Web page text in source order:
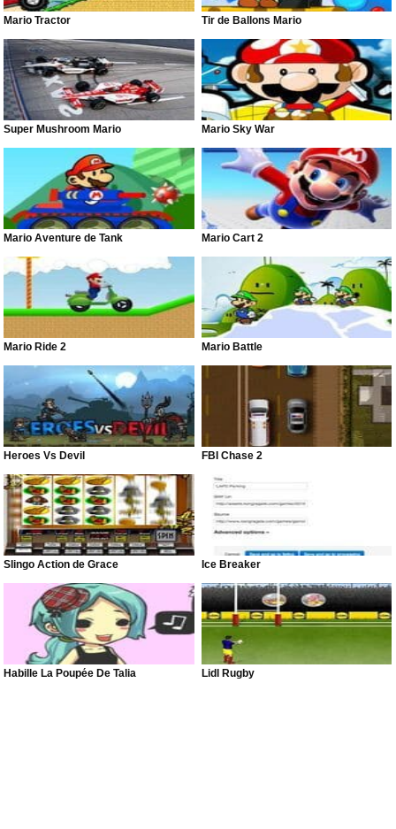
Mario Tractor Tir de Ballons Mario
Super Mushroom Mario Mario Sky War
Mario Aventure de Tank Mario Cart 2
Mario Ride 2 Mario Battle
Heroes Vs Devil FBI Chase 2
Slingo Action de Grace Ice Breaker
Habille La Poupée De Talia Lidl Rugby